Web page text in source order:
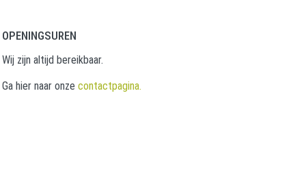
OPENINGSUREN
Wij zijn altijd bereikbaar.
Ga hier naar onze contactpagina.